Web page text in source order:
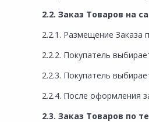
2.2. Заказ Товаров на
2.2.1. Размещение Заказа
2.2.2. Покупатель
2.2.3. Покупатель
2.2.4. После оформления
2.3. Заказ Товаров по